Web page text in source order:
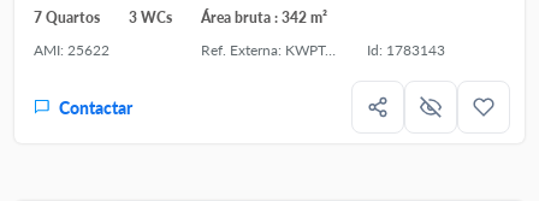
7 Quartos 3 WCs
Área bruta : 342 m²
AMI: 25622
Ref. Externa: KWPT-030989 Id: 1783143
Contactar